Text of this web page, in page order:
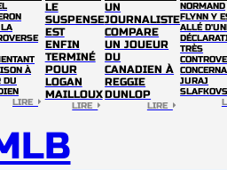
À
DU
LIRE
LE
SUSPENSE
EST
ENFIN
TERMINÉ
POUR
LOGAN
MAILLOUX
LIRE
UN
JOURNALISTE
COMPARE
UN JOUEUR
DU
CANADIEN À
REGGIE
DUNLOP
LIRE
NORMAND
FLYNN Y
ALLÉ
TRÈS
JURAJ